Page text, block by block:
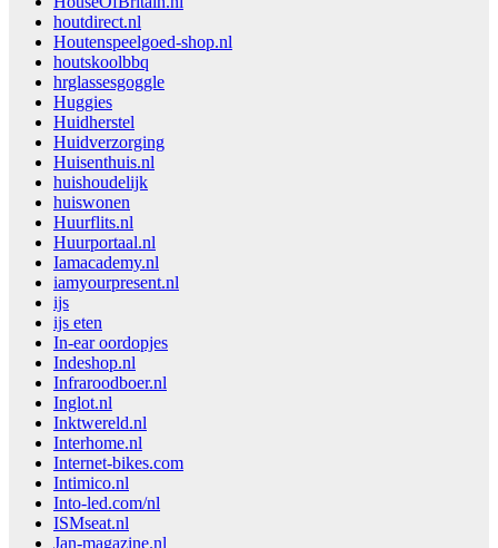
houtdirect.nl
Houtenspeelgoed-shop.nl
houtskoolbbq
hrglassesgoggle
Huggies
Huidherstel
Huidverzorging
Huisenthuis.nl
huishoudelijk
huiswonen
Huurflits.nl
Huurportaal.nl
Iamacademy.nl
iamyourpresent.nl
ijs
ijs eten
In-ear oordopjes
Indeshop.nl
Infraroodboer.nl
Inglot.nl
Inktwereld.nl
Interhome.nl
Internet-bikes.com
Intimico.nl
Into-led.com/nl
ISMseat.nl
Jan-magazine.nl